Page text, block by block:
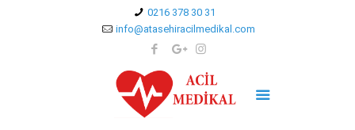
0216 378 30 31
info@atasehiracilmedikal.com